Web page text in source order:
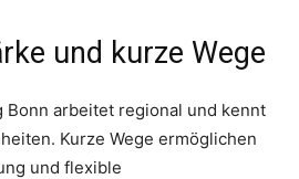
und kurze Wege
Bonn arbeitet regional und kennt
Kurze Wege ermöglichen
und flexible